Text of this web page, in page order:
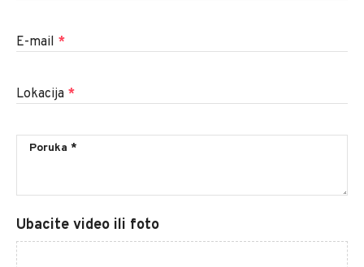
E-mail *
Lokacija *
Ubacite video ili foto